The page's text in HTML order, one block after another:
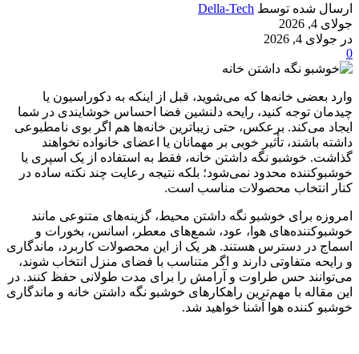
ارسال شده توسط Della-Tech
جولای 4, 2026
در جولای 4, 2026
0
وارد بعضی خانه‌ها که می‌شوید، قبل از اینکه به دکوراسیون یا
چیدمان توجه کنید، رایحه دلنشین فضا احساس خوشایندی در شما
ایجاد می‌کند. برعکس، حتی زیباترین خانه‌ها هم اگر بوی نامطبوعی
داشته باشند، تأثیر خوبی بر مهمانان یا اعضای خانواده نخواهند
گذاشت. خوشبو نگه داشتن خانه، فقط به استفاده از یک اسپری یا
خوشبوکننده محدود نمی‌شود؛ بلکه نتیجه رعایت چند نکته ساده در
کنار انتخاب محصولات مناسب است.
امروزه برای خوشبو نگه داشتن محیط، گزینه‌های متنوعی مانند
خوشبوکننده‌های هوا، عود، شمع‌های معطر، اسانس، بخورات و
اسماج در دسترس هستند. هر یک از این محصولات کاربرد، ماندگاری
و رایحه متفاوتی دارند و اگر متناسب با فضای منزل انتخاب شوند،
می‌توانند حس طراوت و آرامش را برای مدت طولانی حفظ کنند. در
این مقاله با مهم‌ترین راهکارهای خوشبو نگه داشتن خانه و ماندگاری
خوشبو کننده هوا آشنا خواهید شد.